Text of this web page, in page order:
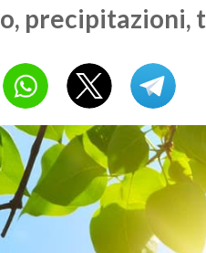
precipitazioni,